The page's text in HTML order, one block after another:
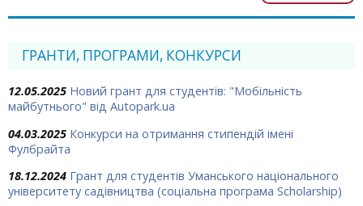
ГРАНТИ, ПРОГРАМИ, КОНКУРСИ
12.05.2025 Новий грант для студентів: "Мобільність
майбутнього" від Autopark.ua
04.03.2025 Конкурси на отримання стипендій імені
Фулбрайта
18.12.2024 Грант для студентів Уманського національного
університету садівництва (соціальна програма Scholarship)